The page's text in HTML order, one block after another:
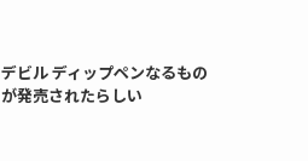
デビル ディップペンなるもの
が発売されたらしい